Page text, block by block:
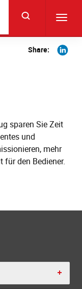
Share:
Share
sparen Sie Zeit
und
mehr
für den Bediener.